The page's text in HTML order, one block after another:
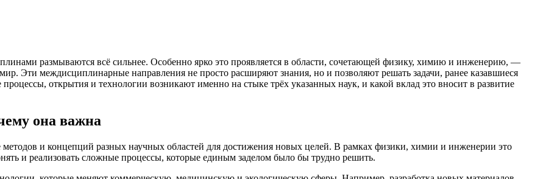
размываются всё сильнее. Особенно ярко это проявляется в области, сочетающей физику, химию и инженерию, —
Эти междисциплинарные направления не просто расширяют знания, но и позволяют решать задачи, ранее казавшиеся
открытия и технологии возникают именно на стыке трёх указанных наук, и какой вклад это вносит в развитие
она важна
и концепций разных научных областей для достижения новых целей. В рамках физики, химии и инженерии это
и реализовать сложные процессы, которые единым заделом было бы трудно решить.